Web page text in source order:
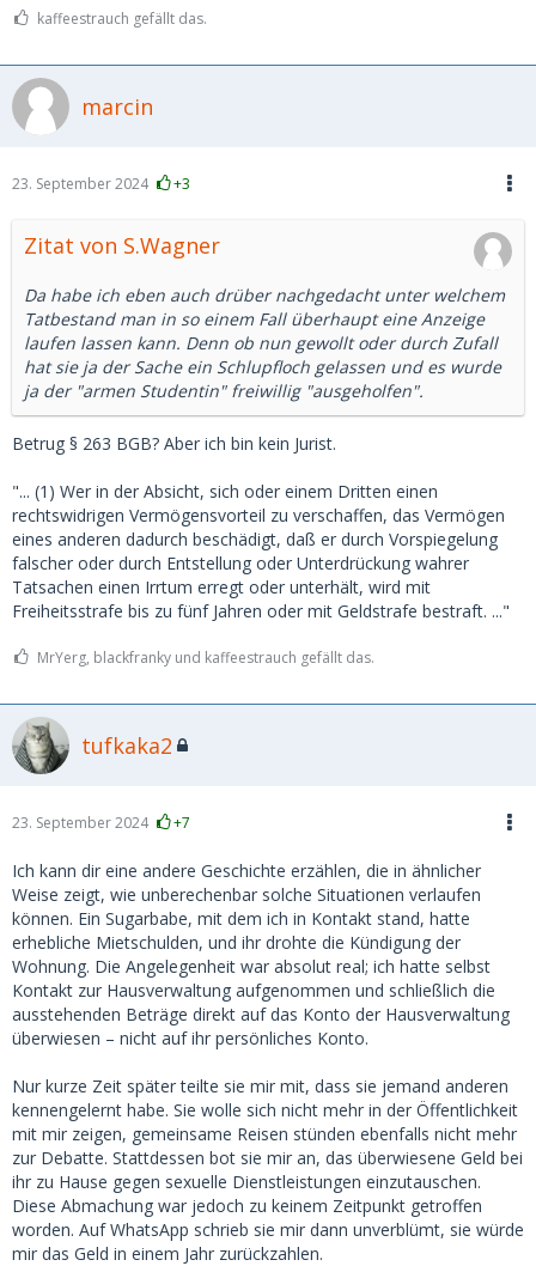
kaffeestrauch gefällt das.
marcin
23. September 2024 +3
Zitat von S.Wagner
Da habe ich eben auch drüber nachgedacht unter welchem
Tatbestand man in so einem Fall überhaupt eine Anzeige
laufen lassen kann. Denn ob nun gewollt oder durch Zufall
hat sie ja der Sache ein Schlupfloch gelassen und es wurde
ja der "armen Studentin" freiwillig "ausgeholfen".
Betrug § 263 BGB? Aber ich bin kein Jurist.
"... (1) Wer in der Absicht, sich oder einem Dritten einen
rechtswidrigen Vermögensvorteil zu verschaffen, das Vermögen
eines anderen dadurch beschädigt, daß er durch Vorspiegelung
falscher oder durch Entstellung oder Unterdrückung wahrer
Tatsachen einen Irrtum erregt oder unterhält, wird mit
Freiheitsstrafe bis zu fünf Jahren oder mit Geldstrafe bestraft. ..."
MrYerg, blackfranky und kaffeestrauch gefällt das.
tufkaka2
23. September 2024 +7
Ich kann dir eine andere Geschichte erzählen, die in ähnlicher
Weise zeigt, wie unberechenbar solche Situationen verlaufen
können. Ein Sugarbabe, mit dem ich in Kontakt stand, hatte
erhebliche Mietschulden, und ihr drohte die Kündigung der
Wohnung. Die Angelegenheit war absolut real; ich hatte selbst
Kontakt zur Hausverwaltung aufgenommen und schließlich die
ausstehenden Beträge direkt auf das Konto der Hausverwaltung
überwiesen – nicht auf ihr persönliches Konto.
Nur kurze Zeit später teilte sie mir mit, dass sie jemand anderen
kennengelernt habe. Sie wolle sich nicht mehr in der Öffentlichkeit
mit mir zeigen, gemeinsame Reisen stünden ebenfalls nicht mehr
zur Debatte. Stattdessen bot sie mir an, das überwiesene Geld bei
ihr zu Hause gegen sexuelle Dienstleistungen einzutauschen.
Diese Abmachung war jedoch zu keinem Zeitpunkt getroffen
worden. Auf WhatsApp schrieb sie mir dann unverblümt, sie würde
mir das Geld in einem Jahr zurückzahlen.